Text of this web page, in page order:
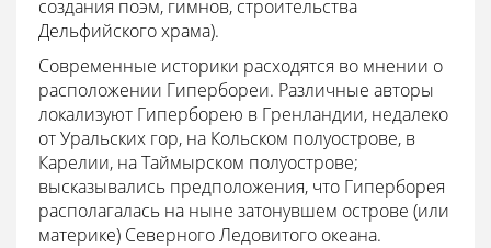
создания поэм, гимнов, строительства
Дельфийского храма).
Современные историки расходятся во мнении о
расположении Гипербореи. Различные авторы
локализуют Гиперборею в Гренландии, недалеко
от Уральских гор, на Кольском полуострове, в
Карелии, на Таймырском полуострове;
высказывались предположения, что Гиперборея
располагалась на ныне затонувшем острове (или
материке) Северного Ледовитого океана.